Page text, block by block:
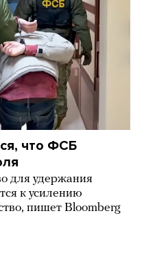
что ФСБ
для удержания
к усилению
пишет Bloomberg